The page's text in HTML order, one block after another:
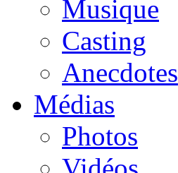
Musique
Casting
Anecdotes
Médias
Photos